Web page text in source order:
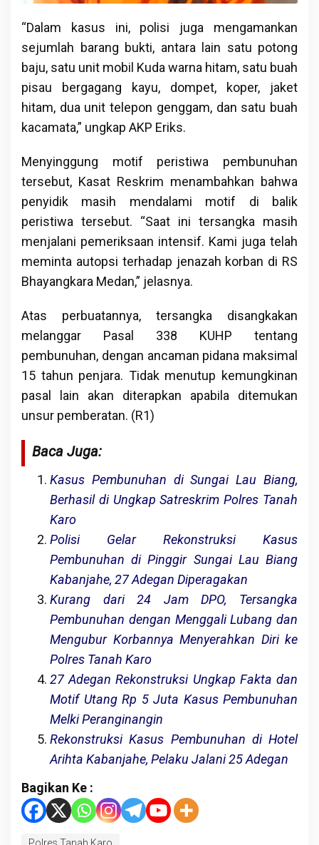
“Dalam kasus ini, polisi juga mengamankan
sejumlah barang bukti, antara lain satu potong
baju, satu unit mobil Kuda warna hitam, satu buah
pisau bergagang kayu, dompet, koper, jaket
hitam, dua unit telepon genggam, dan satu buah
kacamata,” ungkap AKP Eriks.
Menyinggung motif peristiwa pembunuhan
tersebut, Kasat Reskrim menambahkan bahwa
penyidik masih mendalami motif di balik
peristiwa tersebut. “Saat ini tersangka masih
menjalani pemeriksaan intensif. Kami juga telah
meminta autopsi terhadap jenazah korban di RS
Bhayangkara Medan,” jelasnya.
Atas perbuatannya, tersangka disangkakan
melanggar Pasal 338 KUHP tentang
pembunuhan, dengan ancaman pidana maksimal
15 tahun penjara. Tidak menutup kemungkinan
pasal lain akan diterapkan apabila ditemukan
unsur pemberatan. (R1)
Baca Juga:
Kasus Pembunuhan di Sungai Lau Biang,
Berhasil di Ungkap Satreskrim Polres Tanah
Karo
Polisi Gelar Rekonstruksi Kasus
Pembunuhan di Pinggir Sungai Lau Biang
Kabanjahe, 27 Adegan Diperagakan
Kurang dari 24 Jam DPO, Tersangka
Pembunuhan dengan Menggali Lubang dan
Mengubur Korbannya Menyerahkan Diri ke
Polres Tanah Karo
27 Adegan Rekonstruksi Ungkap Fakta dan
Motif Utang Rp 5 Juta Kasus Pembunuhan
Melki Peranginangin
Rekonstruksi Kasus Pembunuhan di Hotel
Arihta Kabanjahe, Pelaku Jalani 25 Adegan
Bagikan Ke :